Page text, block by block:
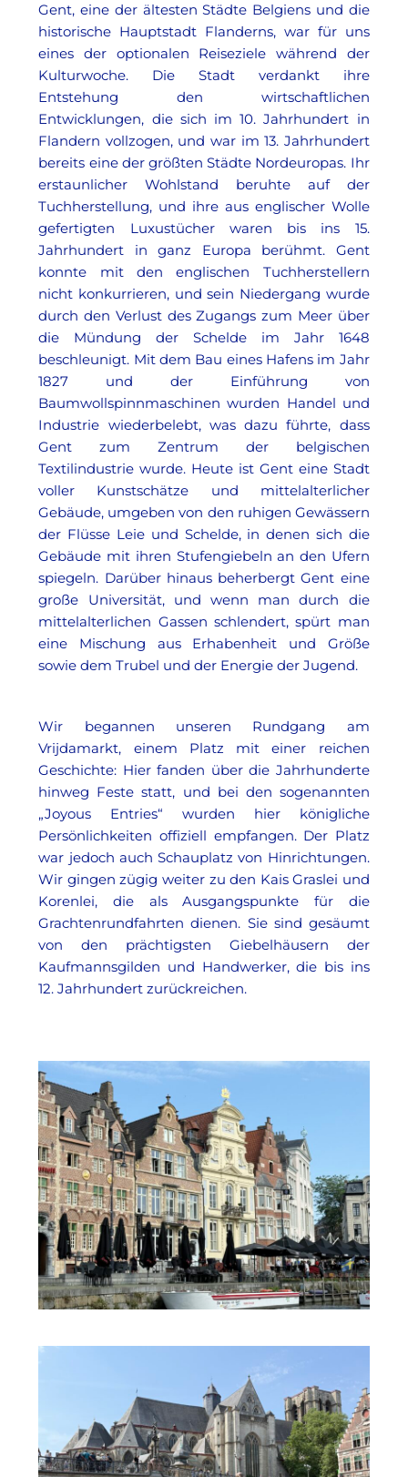
Gent, eine der ältesten Städte Belgiens und die
historische Hauptstadt Flanderns, war für uns
eines der optionalen Reiseziele während der
Kulturwoche. Die Stadt verdankt ihre
Entstehung den wirtschaftlichen
Entwicklungen, die sich im 10. Jahrhundert in
Flandern vollzogen, und war im 13. Jahrhundert
bereits eine der größten Städte Nordeuropas. Ihr
erstaunlicher Wohlstand beruhte auf der
Tuchherstellung, und ihre aus englischer Wolle
gefertigten Luxustücher waren bis ins 15.
Jahrhundert in ganz Europa berühmt. Gent
konnte mit den englischen Tuchherstellern
nicht konkurrieren, und sein Niedergang wurde
durch den Verlust des Zugangs zum Meer über
die Mündung der Schelde im Jahr 1648
beschleunigt. Mit dem Bau eines Hafens im Jahr
1827 und der Einführung von
Baumwollspinnmaschinen wurden Handel und
Industrie wiederbelebt, was dazu führte, dass
Gent zum Zentrum der belgischen
Textilindustrie wurde. Heute ist Gent eine Stadt
voller Kunstschätze und mittelalterlicher
Gebäude, umgeben von den ruhigen Gewässern
der Flüsse Leie und Schelde, in denen sich die
Gebäude mit ihren Stufengiebeln an den Ufern
spiegeln. Darüber hinaus beherbergt Gent eine
große Universität, und wenn man durch die
mittelalterlichen Gassen schlendert, spürt man
eine Mischung aus Erhabenheit und Größe
sowie dem Trubel und der Energie der Jugend.
Wir begannen unseren Rundgang am
Vrijdamarkt, einem Platz mit einer reichen
Geschichte: Hier fanden über die Jahrhunderte
hinweg Feste statt, und bei den sogenannten
„Joyous Entries“ wurden hier königliche
Persönlichkeiten offiziell empfangen. Der Platz
war jedoch auch Schauplatz von Hinrichtungen.
Wir gingen zügig weiter zu den Kais Graslei und
Korenlei, die als Ausgangspunkte für die
Grachtenrundfahrten dienen. Sie sind gesäumt
von den prächtigsten Giebelhäusern der
Kaufmannsgilden und Handwerker, die bis ins
12. Jahrhundert zurückreichen.